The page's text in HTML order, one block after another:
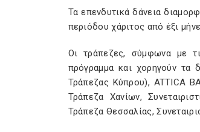
Τα επενδυτικά δάνεια
περιόδου χάριτος από έξι
Οι τράπεζες, σύμφωνα με
πρόγραμμα και χορηγούν τα
Τράπεζας Κύπρου), ATTICA
Τράπεζα Χανίων,
Τράπεζα Θεσσαλίας,